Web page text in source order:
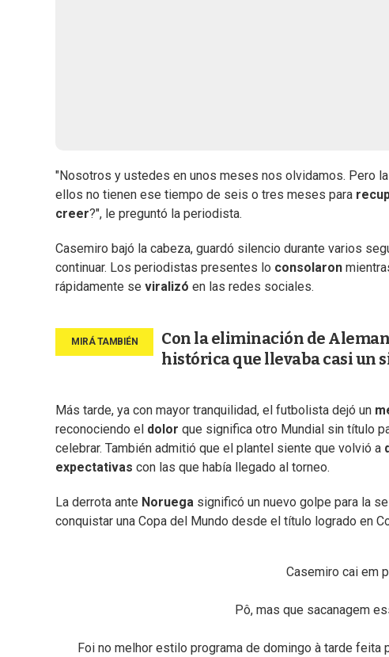
"Nosotros y ustedes en unos meses nos olvidamos. Pero
ellos no tienen ese tiempo de seis o tres meses para
creer?", le preguntó la periodista.
Casemiro bajó la cabeza, guardó silencio durante varios
continuar. Los periodistas presentes lo consolaron
rápidamente se viralizó en las redes sociales.
Con la eliminación de
histórica que llevaba casi un
Más tarde, ya con mayor tranquilidad, el futbolista dejó un
reconociendo el dolor que significa otro Mundial sin título
celebrar. También admitió que el plantel siente que volvió a
expectativas con las que había llegado al torneo.
La derrota ante Noruega significó un nuevo golpe para la
conquistar una Copa del Mundo desde el título logrado en
Casemiro cai em
Pô, mas que sacanagem
Foi no melhor estilo programa de domingo à tarde feita